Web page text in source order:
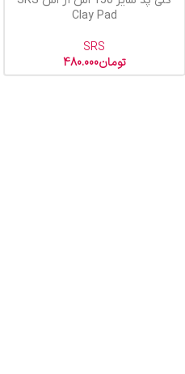
Clay Pad
SRS
تومان480.000